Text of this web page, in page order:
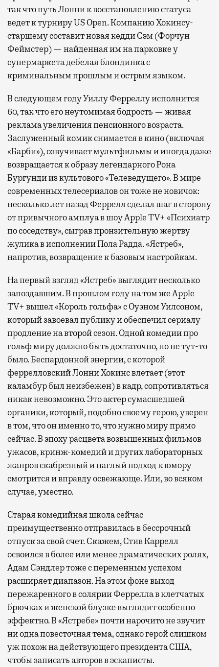
так что путь Лонни к восстановлению статуса
ведет к турниру US Open. Компанию Хокинсу-
старшему составит новая кедди Сэм (Форчун
Феймстер) — найденная им на парковке у
супермаркета дебелая блондинка с
криминальным прошлым и острым языком.
В следующем году Уиллу Ферреллу исполнится
60, так что его неутомимая бодрость — живая
реклама увеличения пенсионного возраста.
Заслуженный комик снимается в кино (включая
«Барби»), озвучивает мультфильмы и иногда даже
возвращается к образу легендарного Рона
Бургунди из культового «Телеведущего». В мире
современных телесериалов он тоже не новичок:
несколько лет назад Феррелл сделал шаг в сторону
от привычного амплуа в шоу Apple TV+ «Психиатр
по соседству», сыграв пронзительную жертву
жулика в исполнении Пола Радда. «Ястреб»,
напротив, возвращение к базовым настройкам.
На первый взгляд «Ястреб» выглядит несколько
запоздавшим. В прошлом году на том же Apple
TV+ вышел «Король гольфа» с Оуэном Уилсоном,
который завоевал публику и обеспечил сериалу
продление на второй сезон. Одной комедии про
гольф миру должно быть достаточно, но не тут-то
было. Беспардонной энергии, с которой
феррелловский Лонни Хокинс влетает (этот
каламбур был неизбежен) в кадр, сопротивляться
никак невозможно. Это актер сумасшедшей
органики, который, подобно своему герою, уверен
в том, что он именно то, что нужно миру прямо
сейчас. В эпоху расцвета возвышенных фильмов
ужасов, кринж-комедий и других лабораторных
жанров скабрезный и наглый подход к юмору
смотрится и вправду освежающе. Или, во всяком
случае, уместно.
Старая комедийная школа сейчас
преимущественно отправилась в бессрочный
отпуск за свой счет. Скажем, Стив Каррелл
освоился в более или менее драматических ролях,
Адам Сэндлер тоже с переменным успехом
расширяет диапазон. На этом фоне выход
пережаренного в солярии Феррелла в клетчатых
брючках и женской блузке выглядит особенно
эффектно. В «Ястребе» почти нарочито не звучит
ни одна повесточная тема, однако герой слишком
уж похож на действующего президента США,
чтобы записать авторов в эскаписты.